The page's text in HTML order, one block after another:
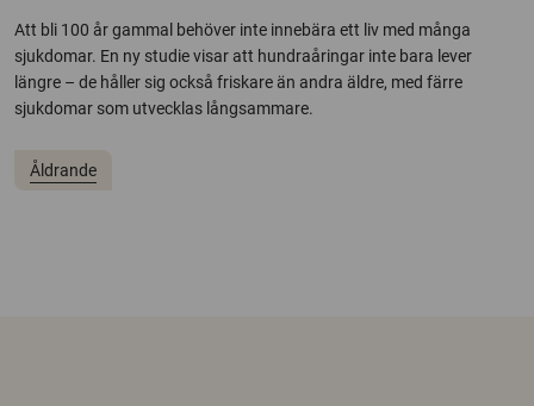
Att bli 100 år gammal behöver inte innebära ett liv med många
sjukdomar. En ny studie visar att hundraåringar inte bara lever
längre – de håller sig också friskare än andra äldre, med färre
sjukdomar som utvecklas långsammare.
Åldrande